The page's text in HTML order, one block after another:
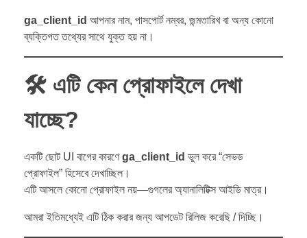
ga_client_id আপনার নাম, পাসপোর্ট নম্বর, জন্মতারিখ বা অন্য কোনো
ব্যক্তিগত তথ্যের সাথে যুক্ত হয় না।
🛠️ এটি কেন প্রোফাইলে দেখা
যাচ্ছে?
একটি ছোট UI বাগের কারণেga_client_id ভুল করে “সেভড
প্রোফাইল” হিসেবে দেখাচ্ছিল।
এটি আসলে কোনো প্রোফাইল নয়—গুগলের অ্যানালিটিক্স আইডি মাত্র।
আমরা ইতিমধ্যেই এটি ঠিক করার জন্য আপডেট রিলিজ করেছি / দিচ্ছি।